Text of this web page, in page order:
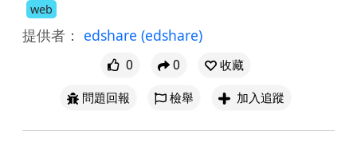
web
提供者： edshare (edshare)
0 0
收藏
問題回報
檢舉 加入追蹤